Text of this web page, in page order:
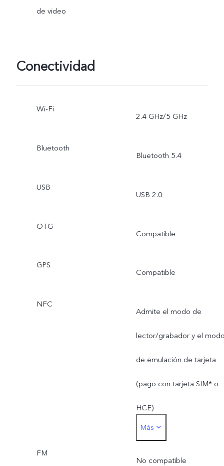
de video
Conectividad
Wi-Fi
2.4 GHz/5 GHz
Bluetooth
Bluetooth 5.4
USB
USB 2.0
OTG
Compatible
GPS
Compatible
NFC
Admite el modo de
lector/grabador y el
de emulación de tarjeta
(pago con tarjeta SIM* o
HCE)
* La tarjeta SIM que se
utiliza para el pago con
Más
FM
No compatible